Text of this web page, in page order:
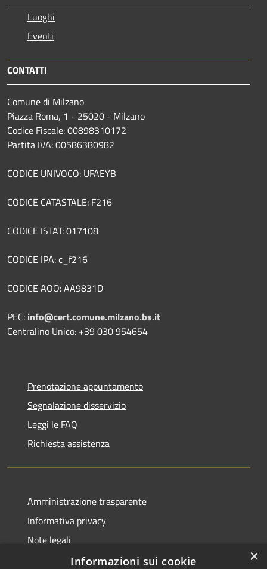
Luoghi
Eventi
CONTATTI
Comune di Milzano
Piazza Roma, 1 - 25020 - Milzano
Codice Fiscale: 00898310172
Partita IVA: 00586380982
CODICE UNIVOCO: UFAEYB
CODICE CATASTALE: F216
CODICE ISTAT: 017108
CODICE IPA: c_f216
CODICE AOO: AA9831D
PEC: info@cert.comune.milzano.bs.it
Centralino Unico: +39 030 954654
Prenotazione appuntamento
Segnalazione disservizio
Leggi le FAQ
Richiesta assistenza
Amministrazione trasparente
Informativa privacy
Note legali
Dichiarazione di accessibilità
×
Informazioni sui cookie